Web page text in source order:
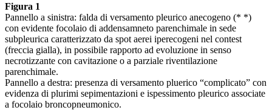
Figura 1
Pannello a sinistra: falda di versamento pleurico anecogeno (* *)
con evidente focolaio di addensamneto parenchimale in sede
subpleurica caratterizzato da spot aerei iperecogeni nel contest
(freccia gialla), in possibile rapporto ad evoluzione in senso
necrotizzante con cavitazione o a parziale riventilazione
parenchimale.
Pannello a destra: presenza di versamento pluerico “complicato” con
evidenza di plurimi sepimentazioni e ispessimento pleurico associate
a focolaio broncopneumonico.